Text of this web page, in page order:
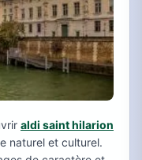
aldi saint hilarion
naturel et culturel.